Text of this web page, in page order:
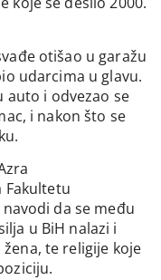
otišao u garažu
udarcima u glavu.
auto i odvezao se
i nakon što se
Fakultetu
da se među
u BiH nalazi i
te religije koje